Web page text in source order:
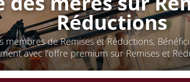
Réductions
membres de Remises et Réductions,
avec l’offre premium sur Remises et